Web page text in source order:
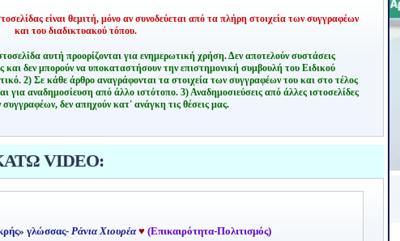
είναι θεμιτή, μόνο αν συνοδεύεται από τα πλήρη στοιχεία των συγγραφέων
και του διαδικτυακού τόπου.
αυτή προορίζονται για ενημερωτική χρήση. Δεν αποτελούν συστάσεις
και δεν μπορούν να υποκαταστήσουν την επιστημονική συμβουλή του Ειδικού
2) Σε κάθε άρθρο αναγράφονται τα στοιχεία των συγγραφέων του και στο τέλος
για αναδημοσίευση από άλλο ιστότοπο. 3) Αναδημοσιεύσεις από άλλες ιστοσελίδες
δεν απηχούν κατ' ανάγκη τις θέσεις μας.
VIDEO:
γλώσσας- Ράνια Χιουρέα ♥ (Επικαιρότητα-Πολιτισμός)